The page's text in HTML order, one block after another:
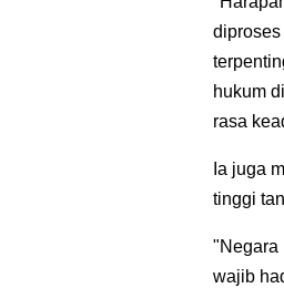
hukum
rasa
Ia juga
tinggi
"Negara
wajib